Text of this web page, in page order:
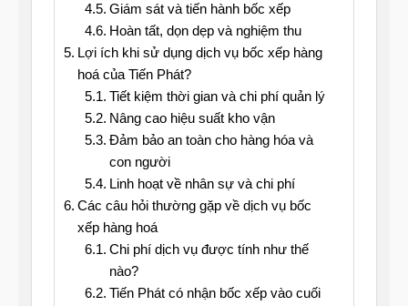
Giám sát và tiến hành bốc xếp
Hoàn tất, dọn dẹp và nghiệm thu
Lợi ích khi sử dụng dịch vụ bốc xếp hàng
hoá của Tiến Phát?
Tiết kiệm thời gian và chi phí quản lý
Nâng cao hiệu suất kho vận
Đảm bảo an toàn cho hàng hóa và
con người
Linh hoạt về nhân sự và chi phí
Các câu hỏi thường gặp về dịch vụ bốc
xếp hàng hoá
Chi phí dịch vụ được tính như thế
nào?
Tiến Phát có nhận bốc xếp vào cuối